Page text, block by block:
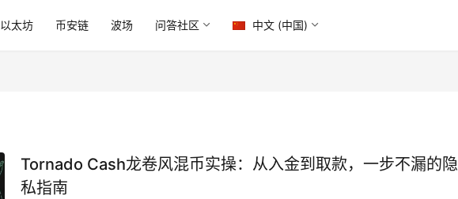
以太坊 币安链 波场 问答社区 中文 (中国)
Tornado Cash龙卷风混币实操：从入金到取款，一步不漏的隐
私指南